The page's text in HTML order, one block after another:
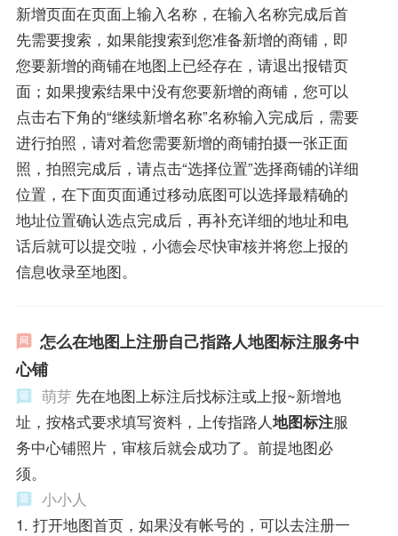
新增页面在页面上输入名称，在输入名称完成后首
先需要搜索，如果能搜索到您准备新增的商铺，即
您要新增的商铺在地图上已经存在，请退出报错页
面；如果搜索结果中没有您要新增的商铺，您可以
点击右下角的“继续新增名称”名称输入完成后，需要
进行拍照，请对着您需要新增的商铺拍摄一张正面
照，拍照完成后，请点击“选择位置”选择商铺的详细
位置，在下面页面通过移动底图可以选择最精确的
地址位置确认选点完成后，再补充详细的地址和电
话后就可以提交啦，小德会尽快审核并将您上报的
信息收录至地图。
怎么在地图上注册自己指路人地图标注服务中
心铺
萌芽 先在地图上标注后找标注或上报~新增地
址，按格式要求填写资料，上传指路人地图标注服
务中心铺照片，审核后就会成功了。前提地图必
须。
小小人
1. 打开地图首页，如果没有帐号的，可以去注册一